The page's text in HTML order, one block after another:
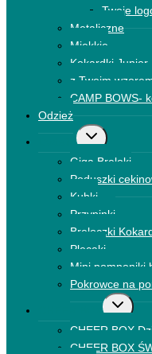
Twoje
Metaliczne
Miękkie
Kokardki
z Twoim
CAMP BOWS-
Odzież
Przełącz
podrzędne
Giga Breloki
Poduszki
Kubki
Przypinki
Breloczki
Plecaki
Mini pomponiki
Pokrowce na
CHEER BOX
CHEER BOX